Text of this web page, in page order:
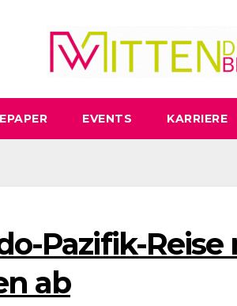
EVENTS KARRIERE
Pazifik-Reise
ab